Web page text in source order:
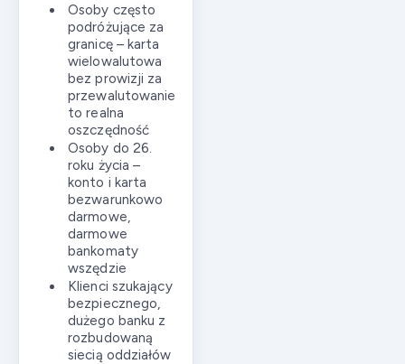
Osoby często
podróżujące za
granicę – karta
wielowalutowa
bez prowizji za
przewalutowanie
to realna
oszczędność
Osoby do 26.
roku życia –
konto i karta
bezwarunkowo
darmowe,
darmowe
bankomaty
wszędzie
Klienci szukający
bezpiecznego,
dużego banku z
rozbudowaną
siecią oddziałów